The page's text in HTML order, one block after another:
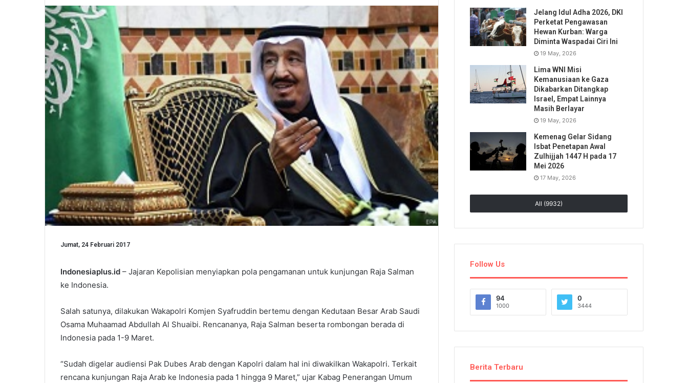
Jumat, 24 Februari 2017
Indonesiaplus.id – Jajaran Kepolisian menyiapkan pola pengamanan untuk kunjungan Raja Salman
ke Indonesia.
Salah satunya, dilakukan Wakapolri Komjen Syafruddin bertemu dengan Kedutaan Besar Arab Saudi
Osama Muhaamad Abdullah Al Shuaibi. Rencananya, Raja Salman beserta rombongan berada di
Indonesia pada 1-9 Maret.
“Sudah digelar audiensi Pak Dubes Arab dengan Kapolri dalam hal ini diwakilkan Wakapolri. Terkait
rencana kunjungan Raja Arab ke Indonesia pada 1 hingga 9 Maret,” ujar Kabag Penerangan Umum
Jelang Idul Adha 2026, DKI
Perketat Pengawasan
Hewan Kurban: Warga
Diminta Waspadai Ciri Ini
19 May, 2026
Lima WNI Misi
Kemanusiaan ke Gaza
Dikabarkan Ditangkap
Israel, Empat Lainnya
Masih Berlayar
19 May, 2026
Kemenag Gelar Sidang
Isbat Penetapan Awal
Zulhijjah 1447 H pada 17
Mei 2026
17 May, 2026
All (9932)
Follow Us
94
1000
0
3444
Berita Terbaru